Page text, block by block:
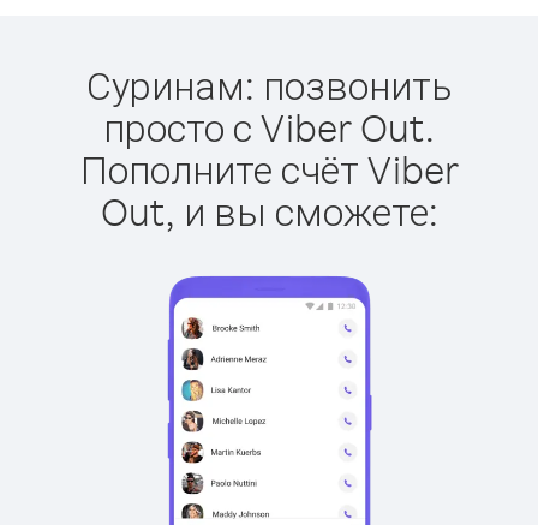
Суринам: позвонить
просто с Viber Out.
Пополните счёт Viber
Out, и вы сможете: